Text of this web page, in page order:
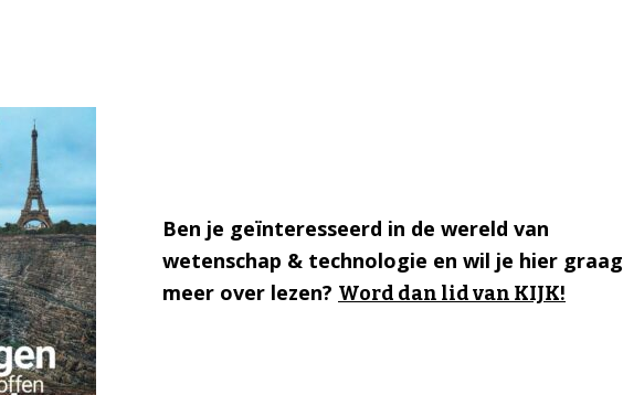
Ben je geïnteresseerd in de wereld van
wetenschap & technologie en wil je hier graag
meer over lezen? Word dan lid van KIJK!